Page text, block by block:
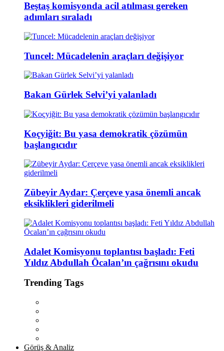
Beştaş komisyonda acil atılması gereken
adımları sıraladı
Tuncel: Mücadelenin araçları değişiyor
Bakan Gürlek Selvi’yi yalanladı
Koçyiğit: Bu yasa demokratik çözümün
başlangıcıdır
Zübeyir Aydar: Çerçeve yasa önemli ancak
eksiklikleri giderilmeli
Adalet Komisyonu toplantısı başladı: Feti
Yıldız Abdullah Öcalan’ın çağrısını okudu
Trending Tags
Görüş & Analiz